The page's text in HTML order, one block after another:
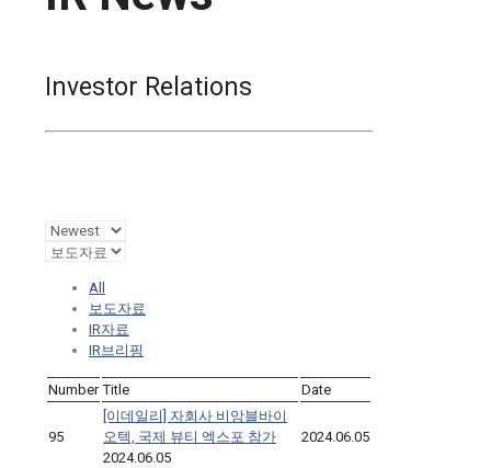
Investor Relations
All
보도자료
IR자료
IR브리핑
Number Title Date
95
[이데일리] 자회사 비앙블바이
오텍, 국제 뷰티 엑스포 참가
2024.06.05
2024.06.05